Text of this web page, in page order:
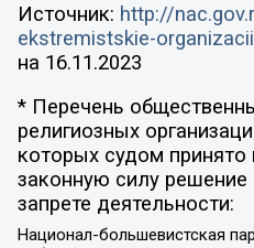
Источник: http://
ekstremistskie-
на 16.11.2023
* Перечень
религиозных
которых судом принято
законную силу
запрете деятельности:
Национал-большевистская